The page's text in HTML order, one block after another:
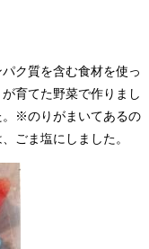
ク質を含む食材を使っ
育てた野菜で作りまし
。※のりがまいてあるの
ごま塩にしました。